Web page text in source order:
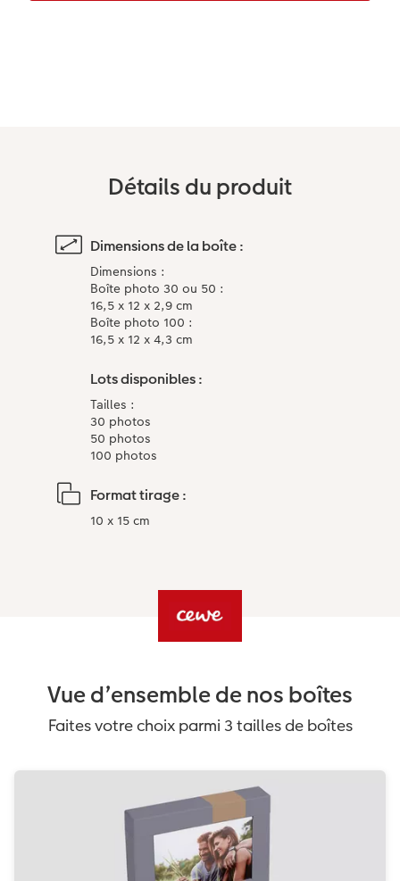
Détails du produit
Dimensions de la boîte :
Dimensions :
Boîte photo 30 ou 50 :
16,5 x 12 x 2,9 cm
Boîte photo 100 :
16,5 x 12 x 4,3 cm
Lots disponibles :
Tailles :
30 photos
50 photos
100 photos
Format tirage :
10 x 15 cm
Vue d’ensemble de nos boîtes
Faites votre choix parmi 3 tailles de boîtes